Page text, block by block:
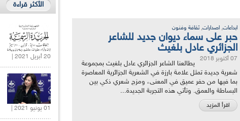
ابداعات, اصدارات,ثقافة وفنون
حبر على سماء ديوان جديد للشاعر
الجزائري عادل بلغيث
07 أكتوبر 2018
يطالعنا الشاعر الجزائري عادل بلغيث بمجموعة
شعرية جديدة تمثل علامة بارزة في الشعرية الجزائرية المعاصرة
بما فيها من حفر عميق في المعنى، ومزج شعري ذكي بين
البساطة والعمق. وتأتي هذه التجربة الجديدة...
اقرأ المزيد
الأكثر قراءة
20 أبريل 2021 |
01 يونيو 2021 |